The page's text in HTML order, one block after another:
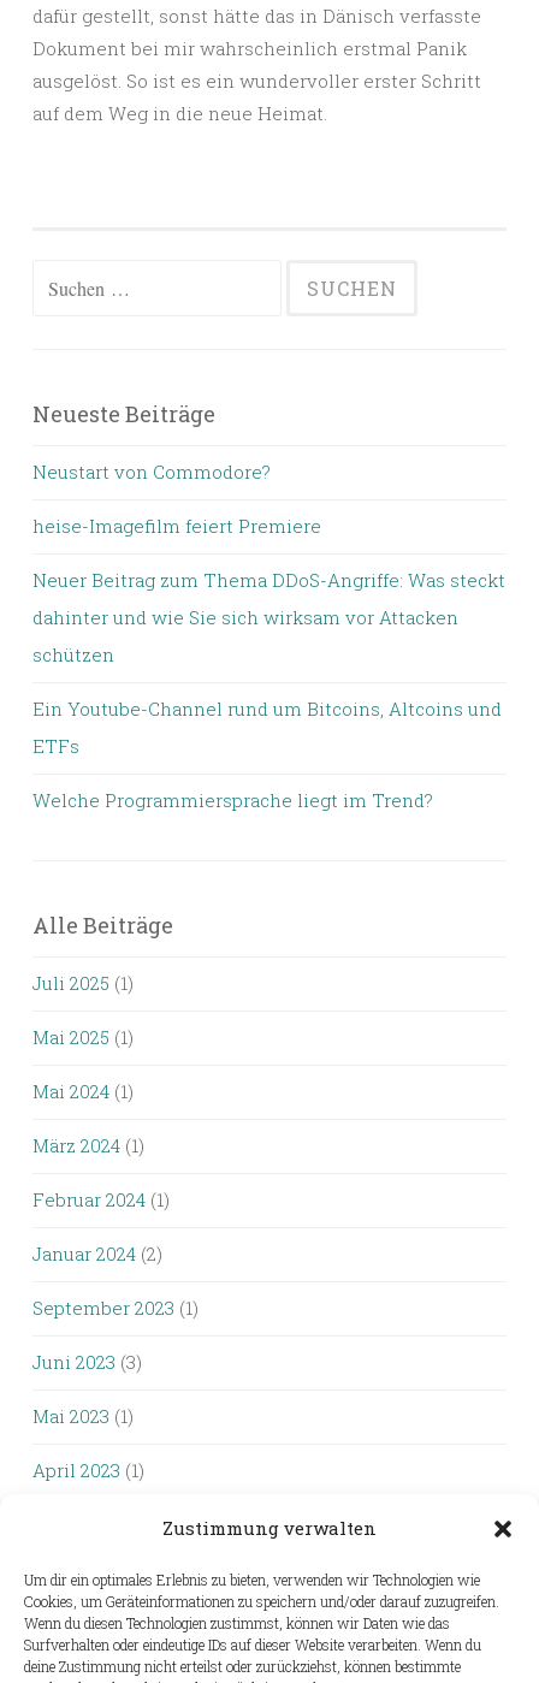
Zustimmung verwalten
Um dir ein optimales Erlebnis zu bieten, verwenden wir Technologien wie
Cookies, um Geräteinformationen zu speichern und/oder darauf zuzugreifen.
Wenn du diesen Technologien zustimmst, können wir Daten wie das
Surfverhalten oder eindeutige IDs auf dieser Website verarbeiten. Wenn du
deine Zustimmung nicht erteilst oder zurückziehst, können bestimmte
dafür gestellt, sonst hätte das in Dänisch verfasste
Dokument bei mir wahrscheinlich erstmal Panik
ausgelöst. So ist es ein wundervoller erster Schritt
auf dem Weg in die neue Heimat.
Suchen
Neueste Beiträge
Neustart von Commodore?
heise-Imagefilm feiert Premiere
Neuer Beitrag zum Thema DDoS-Angriffe: Was steckt
dahinter und wie Sie sich wirksam vor Attacken
schützen
Ein Youtube-Channel rund um Bitcoins, Altcoins und
ETFs
Welche Programmiersprache liegt im Trend?
Alle Beiträge
Juli 2025 (1)
Mai 2025 (1)
Mai 2024 (1)
März 2024 (1)
Februar 2024 (1)
Januar 2024 (2)
September 2023 (1)
Juni 2023 (3)
Mai 2023 (1)
April 2023 (1)
(1)
September 2022(4)
August 2022(3)